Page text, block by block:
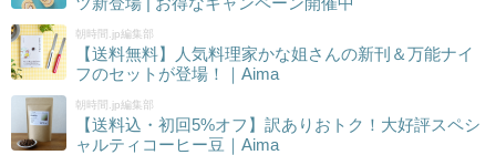
朝時間.jp編集部
【送料無料】人気料理家かな姐さんの新刊＆万能ナイ
フのセットが登場！｜Aima
朝時間.jp編集部
【送料込・初回5%オフ】訳ありおトク！大好評スペシ
ャルティコーヒー豆｜Aima